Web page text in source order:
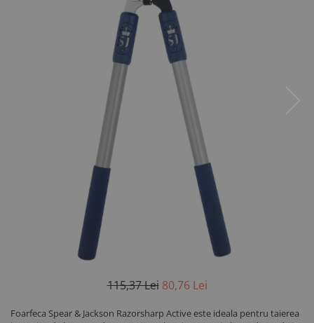
Scule si echipamente trimaj
Consumabile muls vaci
Echipamente de muls vaci
Testare si control lapte vaci
Silozuri stocare lapte
Tancuri racire lapte
Sanatate si confort vaci
Identificare si marcare vaci
Ingrijirea pielii la vaci
115,37 Lei 80,76 Lei
Foarfeca Spear & Jackson Razorsharp Active este ideala pentru taierea